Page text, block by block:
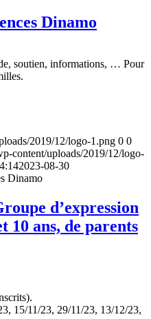
Dinamo
soutien, informations, … Pour
2019/12/logo-1.png 0 0
content/uploads/2019/12/logo-
2023-08-30
Dinamo
d’expression
10 ans, de parents
15/11/23, 29/11/23, 13/12/23,